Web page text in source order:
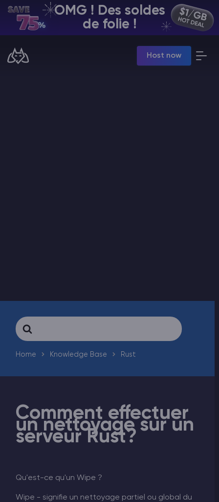
OMG ! Des soldes
de folie !
Host now
FR | USD
Manage your servers & payments
Search
For
Home Knowledge Base Rust
Comment effectuer
un nettoyage sur un
serveur Rust?
Qu'est-ce qu'un Wipe ?
Wipe - signifie un nettoyage partiel ou global du